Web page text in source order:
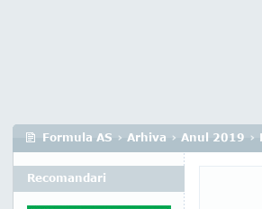
Formula AS › Arhiva › Anul 2019 ›
Recomandari